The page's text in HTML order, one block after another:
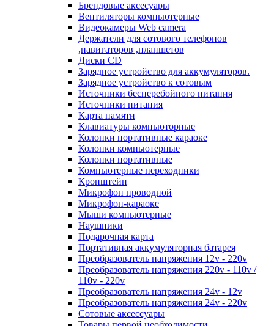
Брендовые аксесуары
Вентиляторы компьютерные
Видеокамеры Web camera
Держатели для сотового телефонов
,навигаторов ,планшетов
Диски CD
Зарядное устройство для аккумуляторов.
Зарядное устройство к сотовым
Источники бесперебойного питания
Источники питания
Карта памяти
Клавиатуры компьюторные
Колонки портативные караоке
Колонки компьютерные
Колонки портативные
Компьютерные переходники
Кронштейн
Микрофон проводной
Микрофон-караоке
Мыши компьютерные
Наушники
Подарочная карта
Портативная аккумуляторная батарея
Преобразователь напряжения 12v - 220v
Преобразователь напряжения 220v - 110v /
110v - 220v
Преобразователь напряжения 24v - 12v
Преобразователь напряжения 24v - 220v
Сотовые аксессуары